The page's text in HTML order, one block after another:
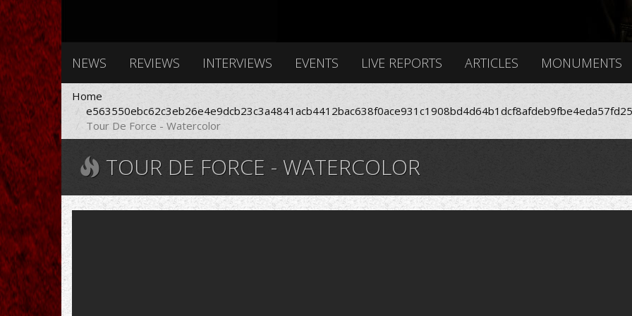
NEWS REVIEWS INTERVIEWS EVENTS LIVE REPORTS ARTICLES MONUMENTS
Home
Tour De Force - Watercolor
TOUR DE FORCE - WATERCOLOR